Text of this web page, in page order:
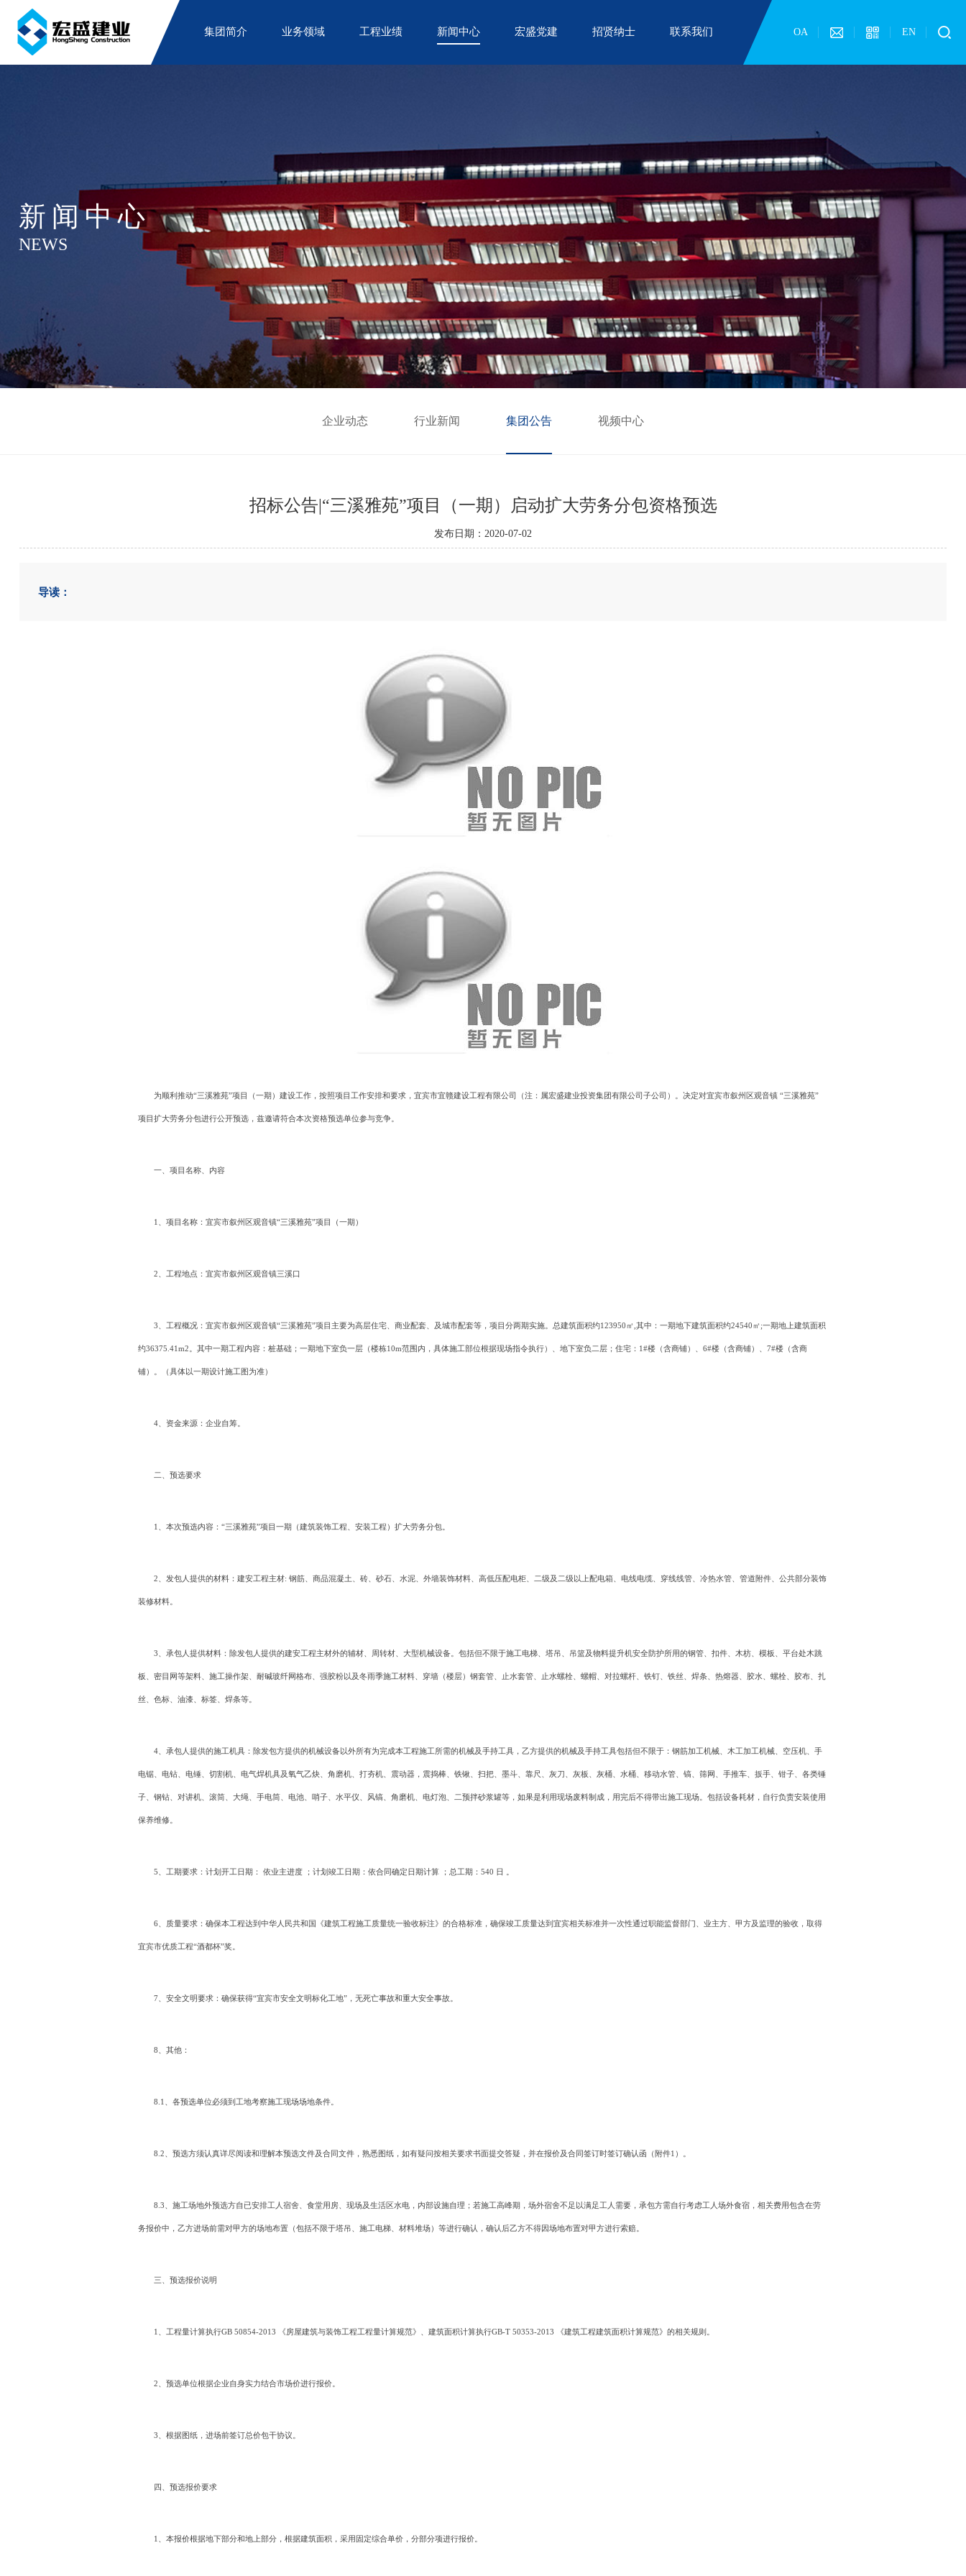
OA EN
集团简介 业务领域 工程业绩 新闻中心 宏盛党建 招贤纳士 联系我们
新闻中心
NEWS
企业动态 行业新闻 集团公告 视频中心
招标公告|“三溪雅苑”项目（一期）启动扩大劳务分包资格预选
发布日期：2020-07-02
导读：
为顺利推动“三溪雅苑”项目（一期）建设工作，按照项目工作安排和要求，宜宾市宜赣建设工程有限公司（注：属宏盛建业投资集团有限公司子公司）。决定对宜宾市叙州区观音镇 “三溪雅苑”
项目扩大劳务分包进行公开预选，兹邀请符合本次资格预选单位参与竞争。
一、项目名称、内容
1、项目名称：宜宾市叙州区观音镇“三溪雅苑”项目（一期）
2、工程地点：宜宾市叙州区观音镇三溪口
3、工程概况：宜宾市叙州区观音镇“三溪雅苑”项目主要为高层住宅、商业配套、及城市配套等，项目分两期实施。总建筑面积约123950㎡,其中：一期地下建筑面积约24540㎡;一期地上建筑面积
约36375.41m2。其中一期工程内容：桩基础；一期地下室负一层（楼栋10m范围内，具体施工部位根据现场指令执行）、地下室负二层；住宅：1#楼（含商铺）、6#楼（含商铺）、7#楼（含商
铺）。（具体以一期设计施工图为准）
4、资金来源：企业自筹。
二、预选要求
1、本次预选内容：“三溪雅苑”项目一期（建筑装饰工程、安装工程）扩大劳务分包。
2、发包人提供的材料：建安工程主材: 钢筋、商品混凝土、砖、砂石、水泥、外墙装饰材料、高低压配电柜、二级及二级以上配电箱、电线电缆、穿线线管、冷热水管、管道附件、公共部分装饰
装修材料。
3、承包人提供材料：除发包人提供的建安工程主材外的辅材、周转材、大型机械设备。包括但不限于施工电梯、塔吊、吊篮及物料提升机安全防护所用的钢管、扣件、木枋、模板、平台处木跳
板、密目网等架料、施工操作架、耐碱玻纤网格布、强胶粉以及冬雨季施工材料、穿墙（楼层）钢套管、止水套管、止水螺栓、螺帽、对拉螺杆、铁钉、铁丝、焊条、热熔器、胶水、螺栓、胶布、扎
丝、色标、油漆、标签、焊条等。
4、承包人提供的施工机具：除发包方提供的机械设备以外所有为完成本工程施工所需的机械及手持工具，乙方提供的机械及手持工具包括但不限于：钢筋加工机械、木工加工机械、空压机、手
电锯、电钻、电锤、切割机、电气焊机具及氧气乙炔、角磨机、打夯机、震动器，震捣棒、铁锹、扫把、墨斗、靠尺、灰刀、灰板、灰桶、水桶、移动水管、镐、筛网、手推车、扳手、钳子、各类锤
子、钢钻、对讲机、滚筒、大绳、手电筒、电池、哨子、水平仪、风镐、角磨机、电灯泡、二预拌砂浆罐等，如果是利用现场废料制成，用完后不得带出施工现场。包括设备耗材，自行负责安装使用
保养维修。
5、工期要求：计划开工日期： 依业主进度 ；计划竣工日期：依合同确定日期计算 ；总工期：540 日 。
6、质量要求：确保本工程达到中华人民共和国《建筑工程施工质量统一验收标注》的合格标准，确保竣工质量达到宜宾相关标准并一次性通过职能监督部门、业主方、甲方及监理的验收，取得
宜宾市优质工程“酒都杯”奖。
7、安全文明要求：确保获得“宜宾市安全文明标化工地”，无死亡事故和重大安全事故。
8、其他：
8.1、各预选单位必须到工地考察施工现场场地条件。
8.2、预选方须认真详尽阅读和理解本预选文件及合同文件，熟悉图纸，如有疑问按相关要求书面提交答疑，并在报价及合同签订时签订确认函（附件1）。
8.3、施工场地外预选方自已安排工人宿舍、食堂用房、现场及生活区水电，内部设施自理；若施工高峰期，场外宿舍不足以满足工人需要，承包方需自行考虑工人场外食宿，相关费用包含在劳
务报价中，乙方进场前需对甲方的场地布置（包括不限于塔吊、施工电梯、材料堆场）等进行确认，确认后乙方不得因场地布置对甲方进行索赔。
三、预选报价说明
1、工程量计算执行GB 50854-2013 《房屋建筑与装饰工程工程量计算规范》、建筑面积计算执行GB-T 50353-2013 《建筑工程建筑面积计算规范》的相关规则。
2、预选单位根据企业自身实力结合市场价进行报价。
3、根据图纸，进场前签订总价包干协议。
四、预选报价要求
1、本报价根据地下部分和地上部分，根据建筑面积，采用固定综合单价，分部分项进行报价。